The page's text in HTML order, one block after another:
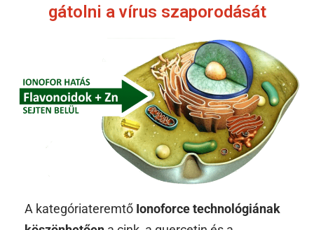
gátolni a vírus szaporodását
A kategóriateremtő Ionoforce technológiának